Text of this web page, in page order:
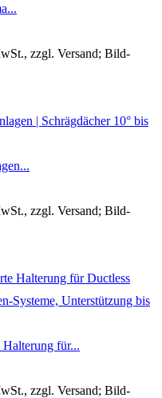
zzgl. Versand; Bild-
zzgl. Versand; Bild-
für...
zzgl. Versand; Bild-